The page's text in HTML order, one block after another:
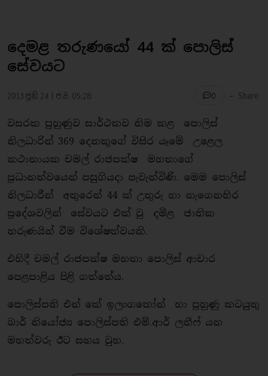
දෙමළ තරුණයෝ 44 ක් පොලිස්
සේවයට
2013 ජූනි 24 | ප.ව. 05:28 0 - Share
වසරක පුහුණුව සාර්ථකව නිම කළ පොලිස්
නිලධාරින් 369 දෙනකුගේ විසිර යෑමේ උළෙල
කථානායක චමල් රාජපක්ෂ මහතාගේ
ප්‍රධානත්වයෙන් පසුගියදා පැවැත්විණි. මෙම පොලිස්
නිලධාරීන් අතුරෙන් 44 ක් උතුරු හා නැගෙනහිර
ප්‍රදේශවලින් සේවයට එක් වු දමිළ ජාතික
තරුණයින් වීම විශේෂත්වයකි.
එහිදී චමල් රාජපක්ෂ මහතා පොලිස් ආචාර
පෙළපාළිය පිළි ගත්තේය.
පොලිස්පති එන් කේ ඉලංගකෝන් හා පුහුණු කටයුතු
බාර් නියෝජ්‍ය පොලිස්පති එම්.ආර් ලතීෆ් යන
මහත්වරු ඊට සහය වුහ.